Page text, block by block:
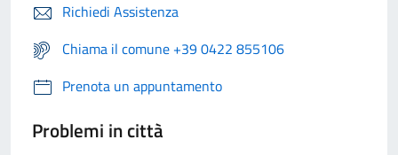
Richiedi Assistenza
Chiama il comune +39 0422 855106
Prenota un appuntamento
Problemi in città